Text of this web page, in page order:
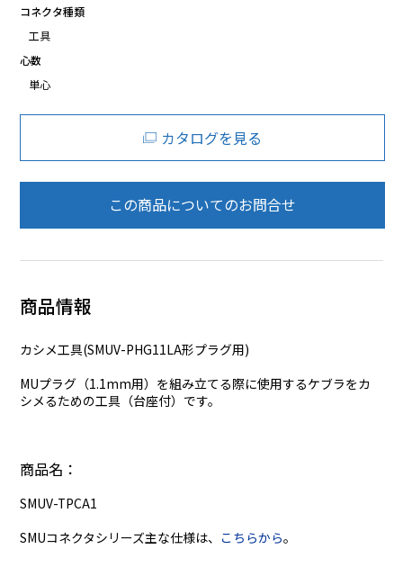
コネクタ種類
工具
心数
単心
カタログを見る
この商品についてのお問合せ
商品情報
カシメ工具(SMUV-PHG11LA形プラグ用)
MUプラグ（1.1mm用）を組み立てる際に使用するケブラをカ
シメるための工具（台座付）です。
商品名：
SMUV-TPCA1
SMUコネクタシリーズ主な仕様は、 こちらから。